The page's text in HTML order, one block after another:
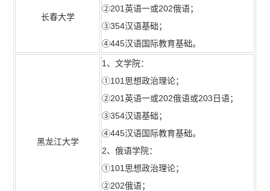
长春大学
②201英语一或202俄语；
③354汉语基础；
④445汉语国际教育基础。
黑龙江大学
1、文学院：
①101思想政治理论；
②201英语一或202俄语或203日语；
③354汉语基础；
④445汉语国际教育基础。
2、俄语学院：
①101思想政治理论；
②202俄语；